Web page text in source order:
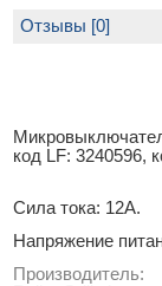
код LF: 3240596,
Сила тока: 12A.
Напряжение
Производитель:
Отзывы [0]